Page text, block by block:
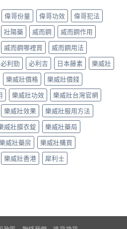
偉哥份量 偉哥功效
偉哥犯法
壯陽藥 威而鋼
威而鋼作用
威而鋼哪裡買
威而鋼用法
必利勁 必利吉 日本藤素
樂威壯
樂威壯價格
樂威壯價錢
樂威壯功效
樂威壯台灣官網
樂威壯效果
樂威壯服用方法
威壯膜衣錠
樂威壯藥局
威壯藥房
樂威壯購買
樂威壯香港 犀利士